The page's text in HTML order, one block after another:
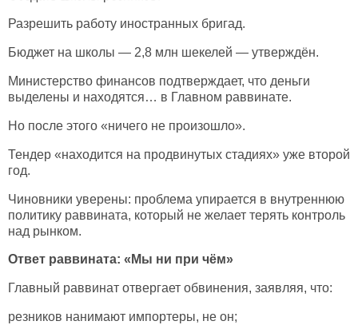
Разрешить работу иностранных бригад.
Бюджет на школы — 2,8 млн шекелей — утверждён.
Министерство финансов подтверждает, что деньги
выделены и находятся… в Главном раввинате.
Но после этого «ничего не произошло».
Тендер «находится на продвинутых стадиях» уже второй
год.
Чиновники уверены: проблема упирается в внутреннюю
политику раввината, который не желает терять контроль
над рынком.
Ответ раввината: «Мы ни при чём»
Главный раввинат отвергает обвинения, заявляя, что:
резников нанимают импортеры, не он;